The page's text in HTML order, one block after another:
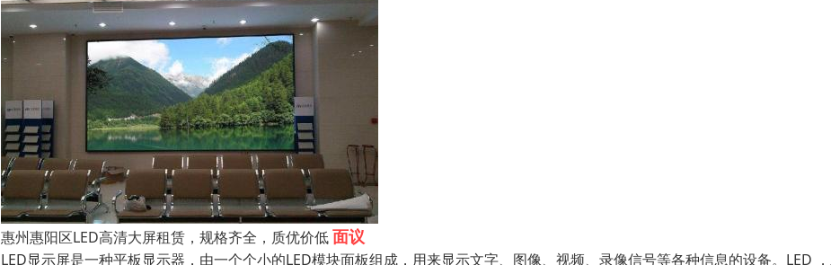
惠州惠阳区LED高清大屏租赁，规格齐全，质优价低面议
LED显示屏是一种平板显示器，由一个个小的LED模块面板组成，用来显示文字、图像、视频、录像信号等各种信息的设备。LED